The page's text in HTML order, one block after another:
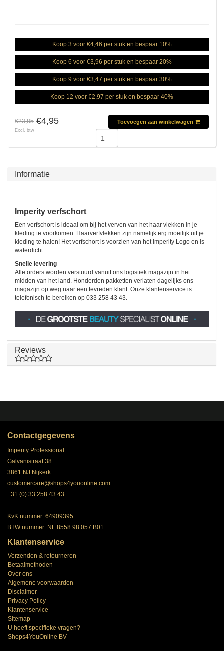
Koop 3 voor €4,46 per stuk en bespaar 10%
Koop 6 voor €3,96 per stuk en bespaar 20%
Koop 9 voor €3,47 per stuk en bespaar 30%
Koop 12 voor €2,97 per stuk en bespaar 40%
€23,85 €4,95
Excl. btw
Toevoegen aan winkelwagen
Informatie
Imperity verfschort
Een verfschort is ideaal om bij het verven van het haar vlekken in je
kleding te voorkomen. Haarverfvlekken zijn namelijk erg moeilijk uit je
kleding te halen! Het verfschort is voorzien van het Imperity Logo en is
waterdicht.
Snelle levering
Alle orders worden verstuurd vanuit ons logistiek magazijn in het
midden van het land. Honderden pakketten verlaten dagelijks ons
magazijn op weg naar een tevreden klant. Onze klantenservice is
telefonisch te bereiken op 033 258 43 43.
Reviews
Contactgegevens
Imperity Professional
Galvanistraat 38
3861 NJ Nijkerk
customercare@shops4youonline.com
+31 (0) 33 258 43 43
KvK nummer: 64909395
BTW nummer: NL 8558.98.057.B01
Klantenservice
Verzenden & retourneren
Betaalmethoden
Over ons
Algemene voorwaarden
Disclaimer
Privacy Policy
Klantenservice
Sitemap
U heeft specifieke vragen?
Shops4YouOnline BV